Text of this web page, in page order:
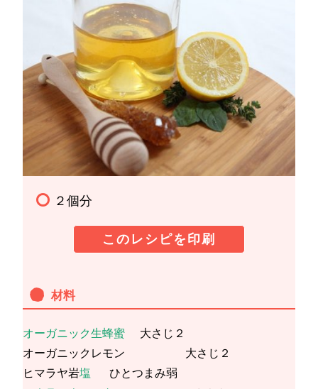
２個分
このレシピを印刷
材料
オーガニック生蜂蜜 大さじ２
オーガニックレモン 大さじ２
ヒマラヤ岩塩 ひとつまみ弱